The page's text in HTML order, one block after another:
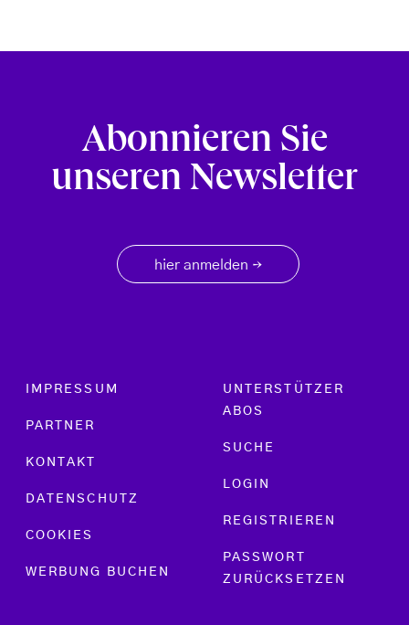
Abonnieren Sie
unseren Newsletter
hier anmelden →
Footer menu
IMPRESSUM
PARTNER
KONTAKT
DATENSCHUTZ
COOKIES
WERBUNG BUCHEN
UNTERSTÜTZER
ABOS
SUCHE
LOGIN
REGISTRIEREN
PASSWORT
ZURÜCKSETZEN